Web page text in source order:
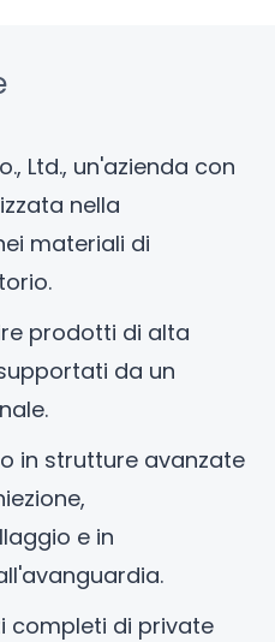
Ltd., un'azienda con
nella
materiali di
prodotti di alta
da un
in strutture avanzate
e in
completi di private